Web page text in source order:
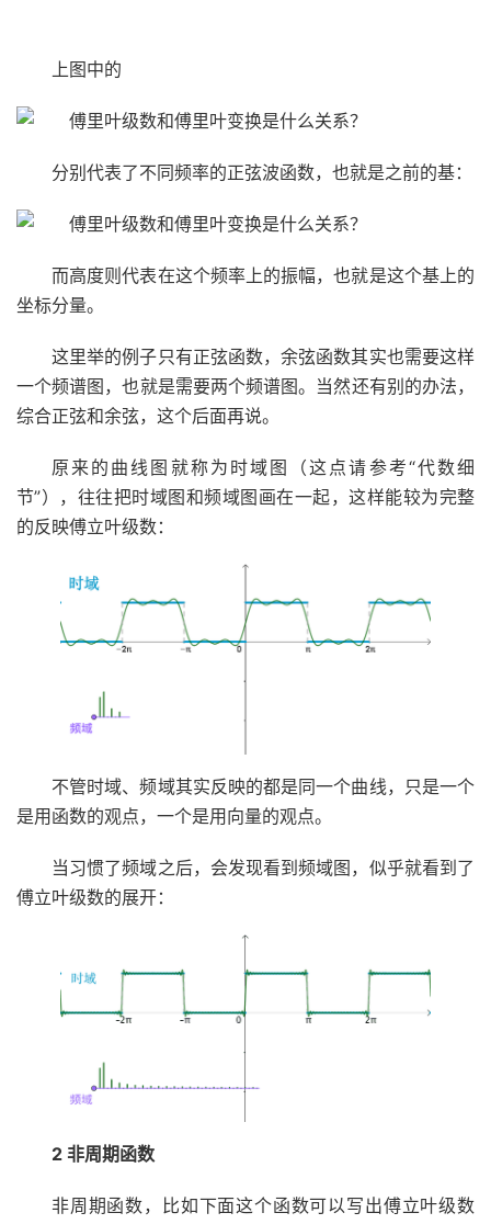
上图中的
分别代表了不同频率的正弦波函数，也就是之前的基：
而高度则代表在这个频率上的振幅，也就是这个基上的
坐标分量。
这里举的例子只有正弦函数，余弦函数其实也需要这样
一个频谱图，也就是需要两个频谱图。当然还有别的办法，
综合正弦和余弦，这个后面再说。
原来的曲线图就称为时域图（这点请参考“代数细
节”），往往把时域图和频域图画在一起，这样能较为完整
的反映傅立叶级数：
不管时域、频域其实反映的都是同一个曲线，只是一个
是用函数的观点，一个是用向量的观点。
当习惯了频域之后，会发现看到频域图，似乎就看到了
傅立叶级数的展开：
2 非周期函数
非周期函数，比如下面这个函数可以写出傅立叶级数